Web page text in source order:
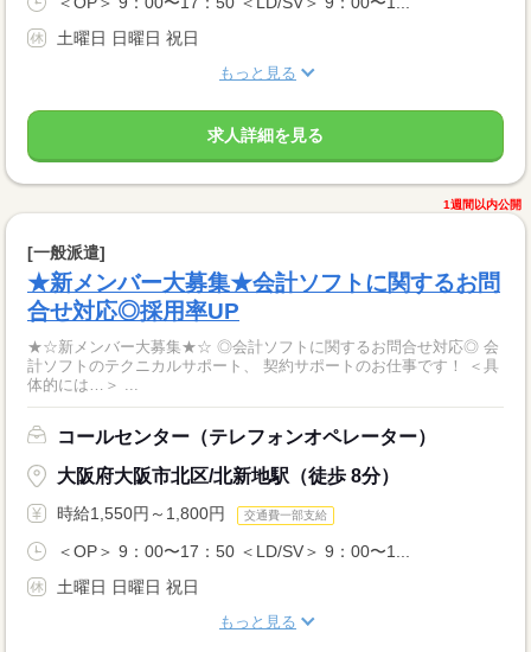
土曜日 日曜日 祝日
もっと見る
求人詳細を見る
1週間以内公開
[一般派遣]
★新メンバー大募集★会計ソフトに関するお問
合せ対応◎採用率UP
★☆新メンバー大募集★☆ ◎会計ソフトに関するお問合せ対応◎ 会
計ソフトのテクニカルサポート、 契約サポートのお仕事です！ ＜具
体的には…＞ ...
コールセンター（テレフォンオペレーター）
大阪府大阪市北区/北新地駅（徒歩 8分）
時給1,550円～1,800円 交通費一部支給
＜OP＞ 9：00〜17：50 ＜LD/SV＞ 9：00〜1...
土曜日 日曜日 祝日
もっと見る